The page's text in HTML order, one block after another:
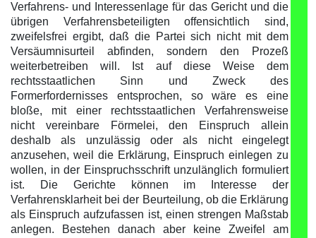
Verfahrens- und Interessenlage für das Gericht und die
übrigen Verfahrensbeteiligten offensichtlich sind,
zweifelsfrei ergibt, daß die Partei sich nicht mit dem
Versäumnisurteil abfinden, sondern den Prozeß
weiterbetreiben will. Ist auf diese Weise dem
rechtsstaatlichen Sinn und Zweck des
Formerfordernisses entsprochen, so wäre es eine
bloße, mit einer rechtsstaatlichen Verfahrensweise
nicht vereinbare Förmelei, den Einspruch allein
deshalb als unzulässig oder als nicht eingelegt
anzusehen, weil die Erklärung, Einspruch einlegen zu
wollen, in der Einspruchsschrift unzulänglich formuliert
ist. Die Gerichte können im Interesse der
Verfahrensklarheit bei der Beurteilung, ob die Erklärung
als Einspruch aufzufassen ist, einen strengen Maßstab
anlegen. Bestehen danach aber keine Zweifel am